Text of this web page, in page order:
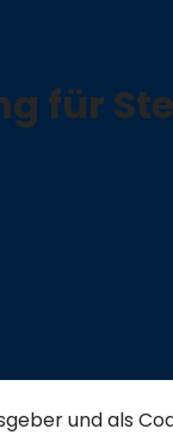
für
und als